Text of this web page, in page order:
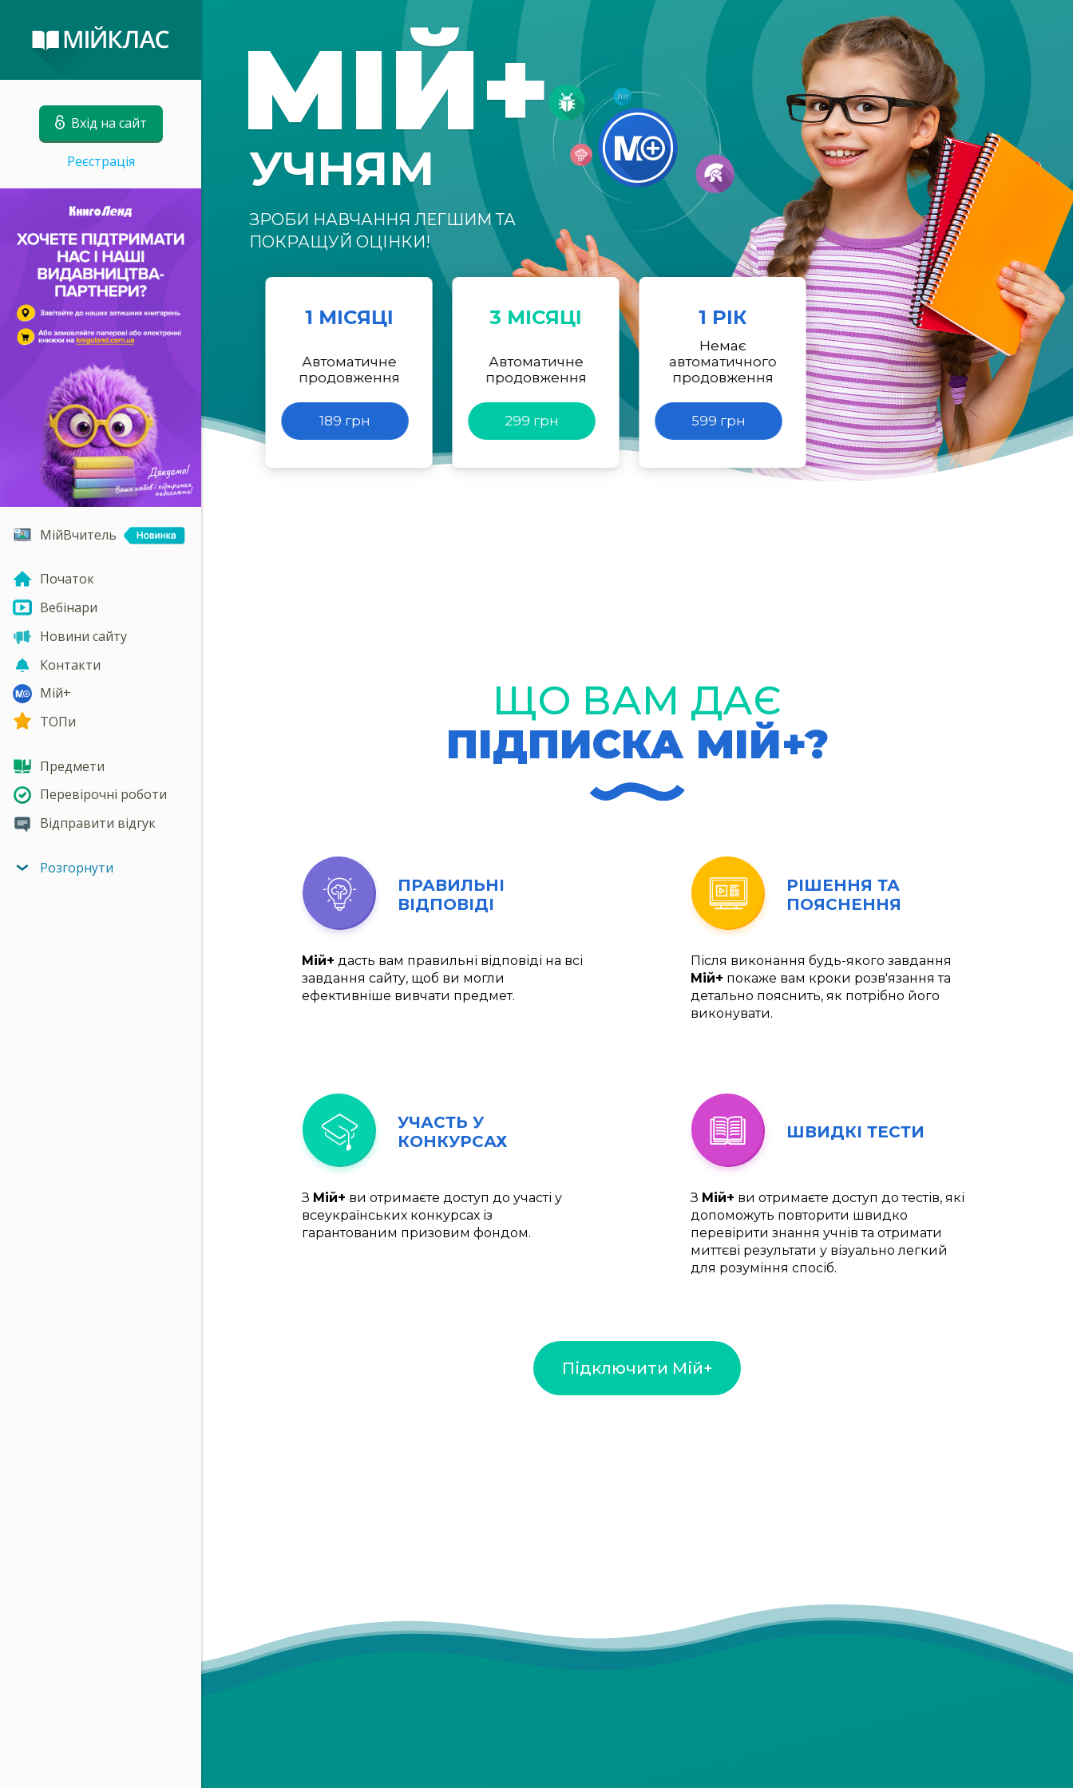
Вхід на сайт
Реєстрація
МійВчитель
Початок
Вебінари
Новини сайту
Контакти
Мій+
ТОПи
Предмети
Перевірочні роботи
Відправити відгук
Розгорнути
МІЙ+
УЧНЯМ
ЗРОБИ НАВЧАННЯ ЛЕГШИМ ТА
ПОКРАЩУЙ ОЦІНКИ!
1 МІСЯЦІ
Автоматичне
продовження
189 грн
3 МІСЯЦІ
Автоматичне
продовження
299 грн
1 РІК
Немає
автоматичного
продовження
599 грн
ЩО ВАМ ДАЄ
ПІДПИСКА МІЙ+?
ПРАВИЛЬНІ
ВІДПОВІДІ
Мій+ дасть вам правильні відповіді на всі
завдання сайту, щоб ви могли
ефективніше вивчати предмет.
РІШЕННЯ ТА
ПОЯСНЕННЯ
Після виконання будь-якого завдання
Мій+ покаже вам кроки розв'язання та
детально пояснить, як потрібно його
виконувати.
УЧАСТЬ У
КОНКУРСАХ
З Мій+ ви отримаєте доступ до участі у
всеукраїнських конкурсах із
гарантованим призовим фондом.
ШВИДКІ ТЕСТИ
З Мій+ ви отримаєте доступ до тестів, які
допоможуть повторити швидко
перевірити знання учнів та отримати
миттєві результати у візуально легкий
для розуміння спосіб.
Підключити Мій+